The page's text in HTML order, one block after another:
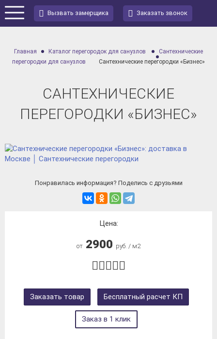
Вызвать замерщика Заказать звонок
Главная Каталог перегородок для санузлов
Сантехнические
перегородки для санузлов
Сантехнические перегородки «Бизнес»
САНТЕХНИЧЕСКИЕ
ПЕРЕГОРОДКИ «БИЗНЕС»
Понравилась информация? Поделись с друзьями
Цена:
от 2900 руб. / м2
Заказать товар Бесплатный расчет КП
Заказ в 1 клик